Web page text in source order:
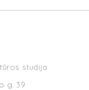
studija
g. 39​